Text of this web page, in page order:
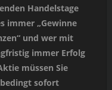
Handelstage
immer „Gewinne
und wer mit
immer Erfolg
müssen Sie
sofort